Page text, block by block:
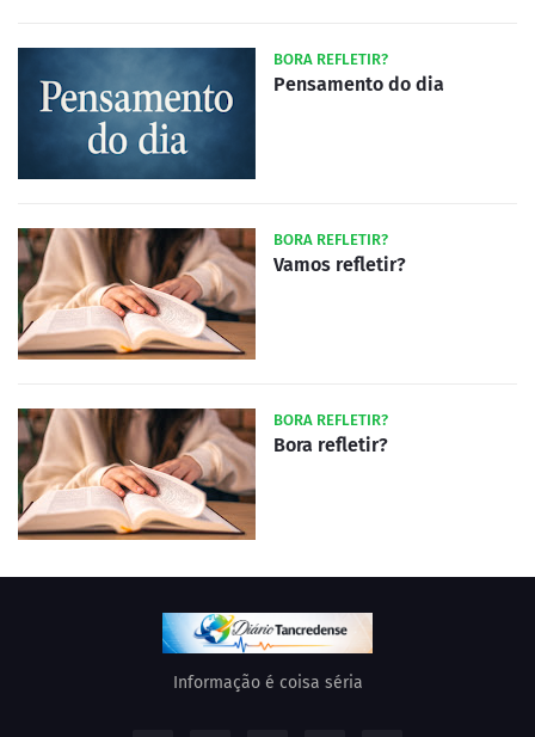
BORA REFLETIR?
Pensamento do dia
BORA REFLETIR?
Vamos refletir?
BORA REFLETIR?
Bora refletir?
Informação é coisa séria